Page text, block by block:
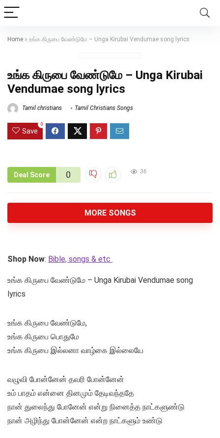
Home » உங்க கிருபை வேண்டுமே – Unga Kirubai Vendumae song lyrics
உங்க கிருபை வேண்டுமே – Unga Kirubai
Vendumae song lyrics
Tamil christians Tamil Christians Songs
Save
0
Deal Score 0 36
MORE SONGS
Shop Now: Bible, songs & etc
உங்க கிருபை வேண்டுமே – Unga Kirubai Vendumae song
lyrics
உங்க கிருபை வேண்டுமே,
உங்க கிருபை பொதுமே
உங்க கிருபை இல்லனா வாழ்கை இல்லையே
வழுவி போன்னேன் தவரி போன்னேன்
உம் பாதம் என்னை தினமும் தேடிவந்ததே
நான் துலைந்து போனேன் என்று நினைத்த நாட்களுண்டு
நான் அழிந்து போன்னேன் என்ற நாட்களும் உண்டு